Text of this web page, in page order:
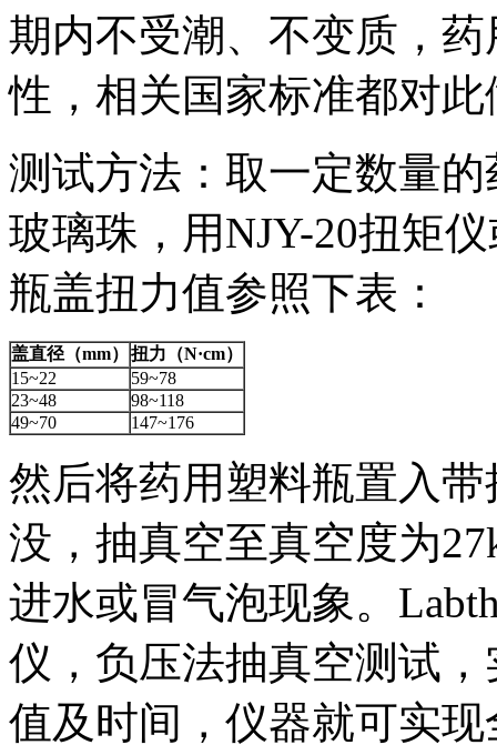
期内不受潮、不变质，
性，相关国家标准都对
测试方法：取一定数量
玻璃珠，用NJY-20扭矩
瓶盖扭力值参照下表：
盖直径（mm） 扭力（N·cm）
15~22
59~78
23~48
98~118
49~70
147~176
然后将药用塑料瓶置入
没，抽真空至真空度为
进水或冒气泡现象。
仪，负压法抽真空测试
值及时间，仪器就可实